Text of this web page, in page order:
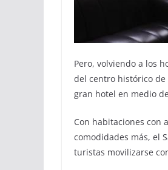
Pero, volviendo a los
del centro histórico
gran hotel en medio
Con habitaciones con
comodidades más, el
turistas movilizarse